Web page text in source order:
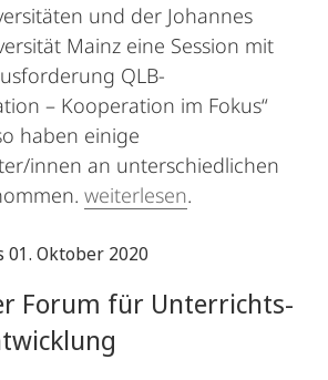
und der Johannes
Mainz eine Session mit
QLB-
– Kooperation im Fokus“
haben einige
innen an unterschiedlichen
weiterlesen.
01. Oktober 2020
Forum für Unterrichts-